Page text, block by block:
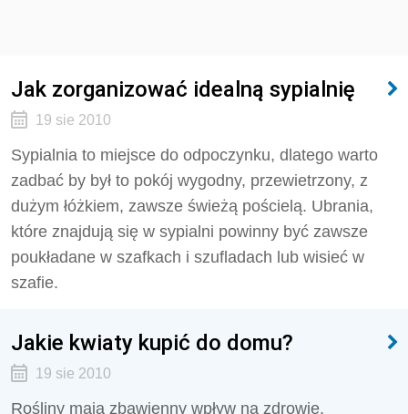
Jak zorganizować idealną sypialnię
19 sie 2010
Sypialnia to miejsce do odpoczynku, dlatego warto
zadbać by był to pokój wygodny, przewietrzony, z
dużym łóżkiem, zawsze świeżą pościelą. Ubrania,
które znajdują się w sypialni powinny być zawsze
poukładane w szafkach i szufladach lub wisieć w
szafie.
Jakie kwiaty kupić do domu?
19 sie 2010
Rośliny mają zbawienny wpływ na zdrowie.